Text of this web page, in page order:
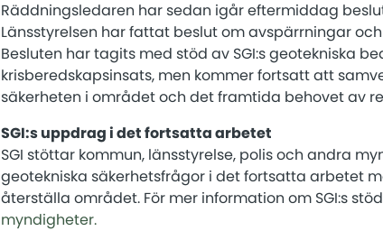
Räddningsledaren har sedan igår eftermiddag
Länsstyrelsen har fattat beslut om avspärrningar
Besluten har tagits med stöd av SGI:s geotekniska
krisberedskapsinsats, men kommer fortsatt att
säkerheten i området och det framtida behovet av
SGI:s uppdrag i det fortsatta arbetet
SGI stöttar kommun, länsstyrelse, polis och andra
geotekniska säkerhetsfrågor i det fortsatta arbetet
återställa området. För mer information om SGI:s
myndigheter.